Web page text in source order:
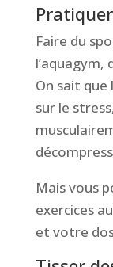
Faire du
l’aquagym,
On sait
sur le
Mais vous
exercices
et votre